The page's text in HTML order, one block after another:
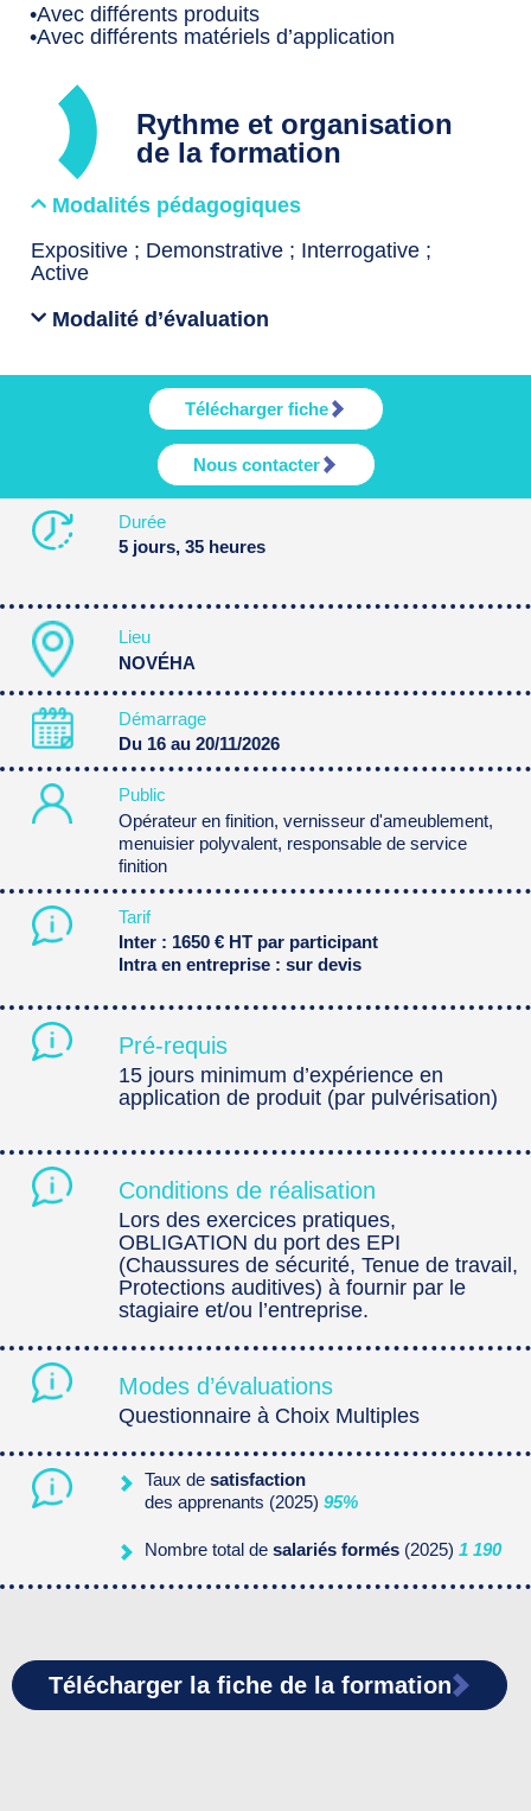
•Avec différents produits
•Avec différents matériels d’application
Rythme et organisation
de la formation
Modalités pédagogiques
Expositive ; Demonstrative ; Interrogative ;
Active
Modalité d’évaluation
Télécharger fiche
Nous contacter
Durée
5 jours, 35 heures
Lieu
NOVÉHA
Démarrage
Du 16 au 20/11/2026
Public
Opérateur en finition, vernisseur d'ameublement,
menuisier polyvalent, responsable de service
finition
Tarif
Inter : 1650 € HT par participant
Intra en entreprise : sur devis
Pré-requis
15 jours minimum d’expérience en
application de produit (par pulvérisation)
Conditions de réalisation
Lors des exercices pratiques,
OBLIGATION du port des EPI
(Chaussures de sécurité, Tenue de travail,
Protections auditives) à fournir par le
stagiaire et/ou l’entreprise.
Modes d’évaluations
Questionnaire à Choix Multiples
Taux desatisfaction
des apprenants (2025)95%
Nombre total desalariés formés (2025)1 190
Télécharger la fiche de la formation